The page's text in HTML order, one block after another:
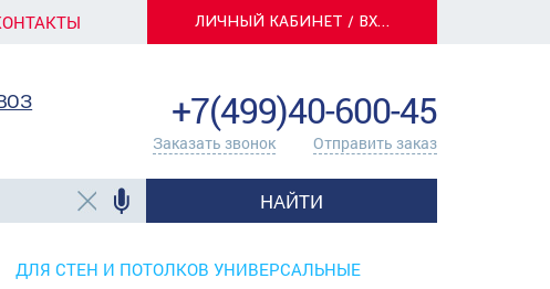
ЛИЧНЫЙ КАБИНЕТ / ВХОД
+7(499)40-600-45
Заказать звонок Отправить заказ
НАЙТИ
ДЛЯ СТЕН И ПОТОЛКОВ УНИВЕРСАЛЬНЫЕ